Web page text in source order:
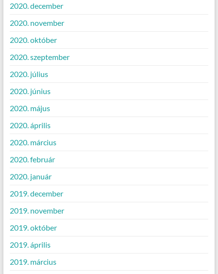
2020. december
2020. november
2020. október
2020. szeptember
2020. július
2020. június
2020. május
2020. április
2020. március
2020. február
2020. január
2019. december
2019. november
2019. október
2019. április
2019. március